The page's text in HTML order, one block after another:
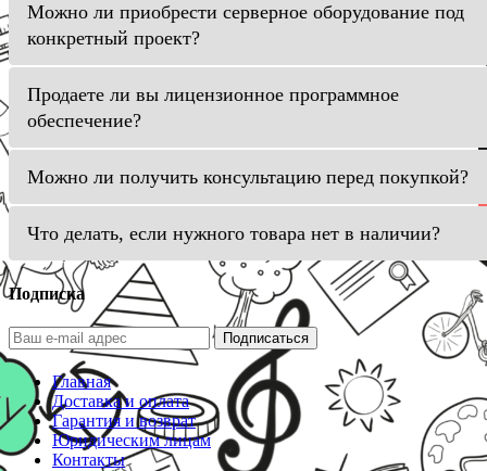
Можно ли приобрести серверное оборудование под
конкретный проект?
Продаете ли вы лицензионное программное
обеспечение?
Можно ли получить консультацию перед покупкой?
Что делать, если нужного товара нет в наличии?
Подписка
Подписаться
Главная
Доставка и оплата
Гарантия и возврат
Юридическим лицам
Контакты